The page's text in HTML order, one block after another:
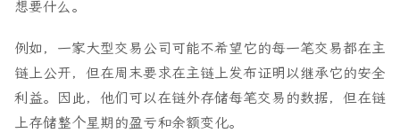
想要什么。
例如，一家大型交易公司可能不希望它的每一笔交易都在主
链上公开，但在周末要求在主链上发布证明以继承它的安全
利益。因此，他们可以在链外存储每笔交易的数据，但在链
上存储整个星期的盈亏和余额变化。